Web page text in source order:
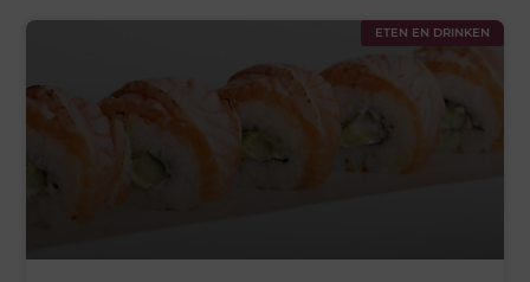
ETEN EN DRINKEN